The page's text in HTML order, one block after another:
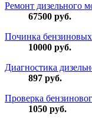
Ремонт дизельного
67500 руб.
Починка бензиновых
10000 руб.
Диагностика
897 руб.
Проверка
1050 руб.